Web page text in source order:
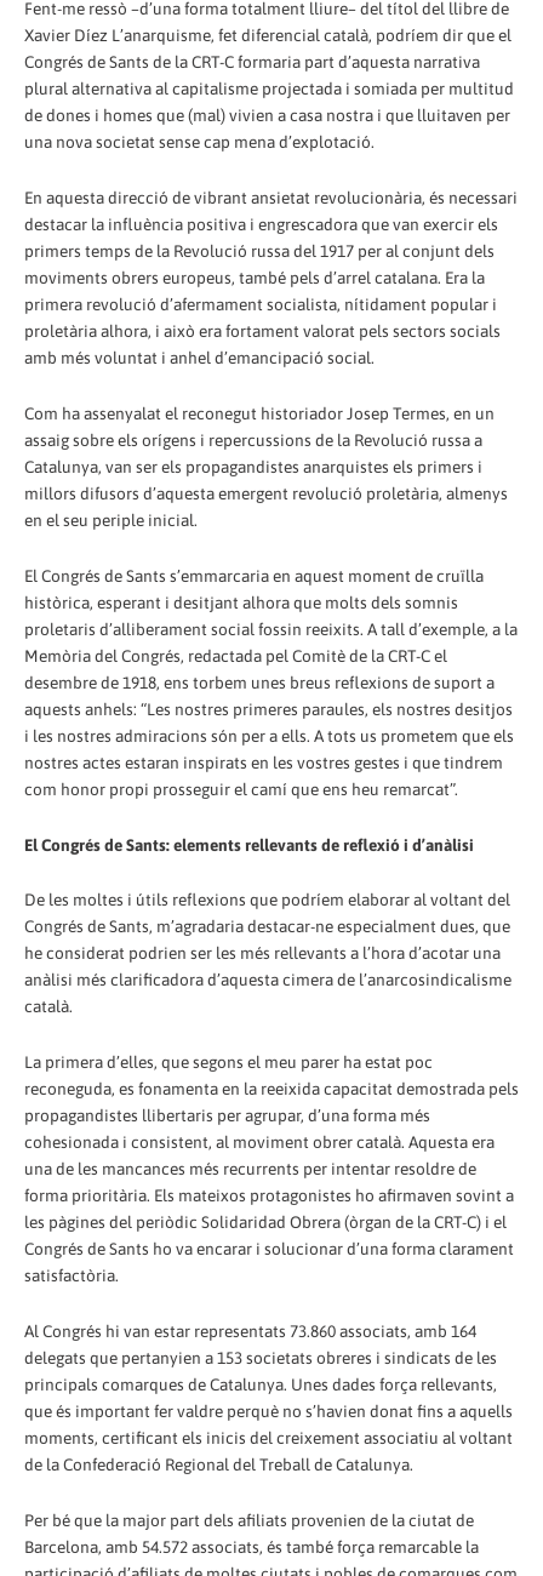
Fent-me ressò –d’una forma totalment lliure– del títol del llibre de
Xavier Díez L’anarquisme, fet diferencial català, podríem dir que el
Congrés de Sants de la CRT-C formaria part d’aquesta narrativa
plural alternativa al capitalisme projectada i somiada per multitud
de dones i homes que (mal) vivien a casa nostra i que lluitaven per
una nova societat sense cap mena d’explotació.
En aquesta direcció de vibrant ansietat revolucionària, és necessari
destacar la influència positiva i engrescadora que van exercir els
primers temps de la Revolució russa del 1917 per al conjunt dels
moviments obrers europeus, també pels d’arrel catalana. Era la
primera revolució d’afermament socialista, nítidament popular i
proletària alhora, i això era fortament valorat pels sectors socials
amb més voluntat i anhel d’emancipació social.
Com ha assenyalat el reconegut historiador Josep Termes, en un
assaig sobre els orígens i repercussions de la Revolució russa a
Catalunya, van ser els propagandistes anarquistes els primers i
millors difusors d’aquesta emergent revolució proletària, almenys
en el seu periple inicial.
El Congrés de Sants s’emmarcaria en aquest moment de cruïlla
històrica, esperant i desitjant alhora que molts dels somnis
proletaris d’alliberament social fossin reeixits. A tall d’exemple, a la
Memòria del Congrés, redactada pel Comitè de la CRT-C el
desembre de 1918, ens torbem unes breus reflexions de suport a
aquests anhels: “Les nostres primeres paraules, els nostres desitjos
i les nostres admiracions són per a ells. A tots us prometem que els
nostres actes estaran inspirats en les vostres gestes i que tindrem
com honor propi prosseguir el camí que ens heu remarcat”.
El Congrés de Sants: elements rellevants de reflexió i d’anàlisi
De les moltes i útils reflexions que podríem elaborar al voltant del
Congrés de Sants, m’agradaria destacar-ne especialment dues, que
he considerat podrien ser les més rellevants a l’hora d’acotar una
anàlisi més clarificadora d’aquesta cimera de l’anarcosindicalisme
català.
La primera d’elles, que segons el meu parer ha estat poc
reconeguda, es fonamenta en la reeixida capacitat demostrada pels
propagandistes llibertaris per agrupar, d’una forma més
cohesionada i consistent, al moviment obrer català. Aquesta era
una de les mancances més recurrents per intentar resoldre de
forma prioritària. Els mateixos protagonistes ho afirmaven sovint a
les pàgines del periòdic Solidaridad Obrera (òrgan de la CRT-C) i el
Congrés de Sants ho va encarar i solucionar d’una forma clarament
satisfactòria.
Al Congrés hi van estar representats 73.860 associats, amb 164
delegats que pertanyien a 153 societats obreres i sindicats de les
principals comarques de Catalunya. Unes dades força rellevants,
que és important fer valdre perquè no s’havien donat fins a aquells
moments, certificant els inicis del creixement associatiu al voltant
de la Confederació Regional del Treball de Catalunya.
Per bé que la major part dels afiliats provenien de la ciutat de
Barcelona, amb 54.572 associats, és també força remarcable la